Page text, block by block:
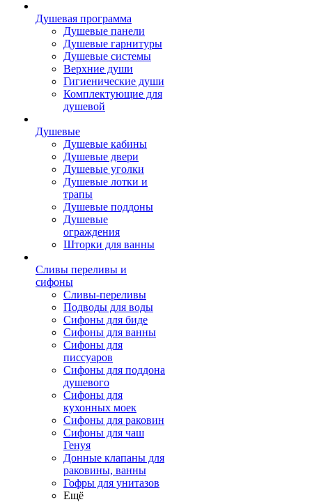
Душевая программа
Душевые панели
Душевые гарнитуры
Душевые системы
Верхние души
Гигиенические души
Комплектующие для
душевой
Душевые
Душевые кабины
Душевые двери
Душевые уголки
Душевые лотки и
трапы
Душевые поддоны
Душевые
ограждения
Шторки для ванны
Сливы переливы и
сифоны
Сливы-переливы
Подводы для воды
Сифоны для биде
Сифоны для ванны
Сифоны для
писсуаров
Сифоны для поддона
душевого
Сифоны для
кухонных моек
Сифоны для раковин
Сифоны для чаш
Генуя
Донные клапаны для
раковины, ванны
Гофры для унитазов
Ещё